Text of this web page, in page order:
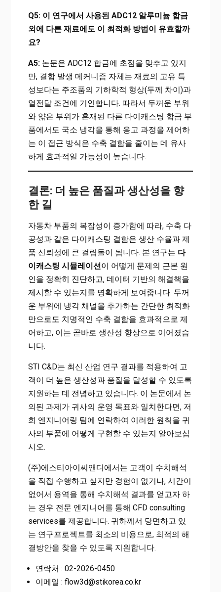
Q5: 이 연구에서 사용된 ADC12 알루미늄 합금
외에 다른 재료에도 이 최적화 방법이 유효할까
요?
A5:논문은 ADC12 합금에 초점을 맞추고 있지
만, 결함 발생 메커니즘 자체는 재료의 고유 특
성보다는 주조품의 기하학적 형상(두께 차이)과
열전달 조건에 기인합니다. 따라서 두꺼운 부위
와 얇은 부위가 혼재된 다른 다이캐스팅 합금 부
품에서도 국소 냉각을 통해 응고 과정을 제어하
는 이 접근 방식은 수축 결함을 줄이는 데 유사
하게 효과적일 가능성이 높습니다.
결론: 더 높은 품질과 생산성을 향
한 길
자동차 부품의 복잡성이 증가함에 따라, 수축 다
공성과 같은 다이캐스팅 결함은 생산 수율과 제
품 신뢰성에 큰 걸림돌이 됩니다. 본 연구는 다
이캐스팅 시뮬레이션이 어떻게 문제의 근본 원
인을 정확히 진단하고, 데이터 기반의 해결책을
제시할 수 있는지를 명확하게 보여줍니다. 두꺼
운 부위에 냉각 채널을 추가하는 간단한 최적화
만으로도 치명적인 수축 결함을 효과적으로 제
어하고, 이는 곧바로 생산성 향상으로 이어졌습
니다.
STI C&D는 최신 산업 연구 결과를 적용하여 고
객이 더 높은 생산성과 품질을 달성할 수 있도록
지원하는 데 전념하고 있습니다. 이 논문에서 논
의된 과제가 귀사의 운영 목표와 일치한다면, 저
희 엔지니어링 팀에 연락하여 이러한 원칙을 귀
사의 부품에 어떻게 구현할 수 있는지 알아보십
시오.
(주)에스티아이씨앤디에서는 고객이 수치해석
을 직접 수행하고 싶지만 경험이 없거나, 시간이
없어서 용역을 통해 수치해석 결과를 얻고자 하
는 경우 전문 엔지니어를 통해 CFD consulting
services를 제공합니다. 귀하께서 당면하고 있
는 연구프로젝트를 최소의 비용으로, 최적의 해
결방안을 찾을 수 있도록 지원합니다.
연락처 : 02-2026-0450
이메일 : flow3d@stikorea.co.kr